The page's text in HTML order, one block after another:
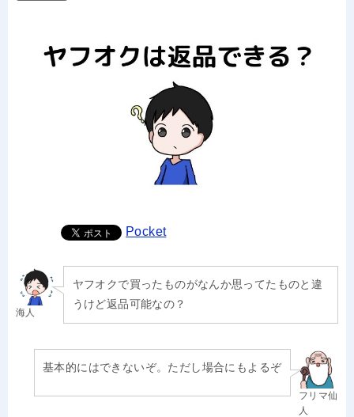
Pocket
海人
ヤフオクで買ったものがなんか思ってたものと違
うけど返品可能なの？
フリマ仙
人
基本的にはできないぞ。ただし場合にもよるぞ